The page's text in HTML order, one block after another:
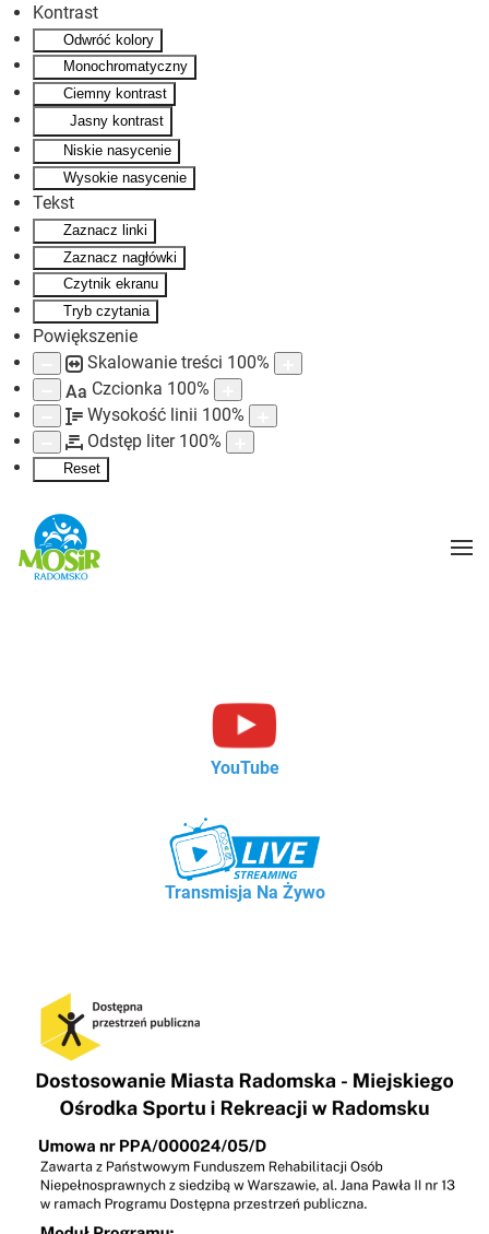
Kontrast
Odwróć kolory
Monochromatyczny
Ciemny kontrast
Jasny kontrast
Niskie nasycenie
Wysokie nasycenie
Tekst
Zaznacz linki
Zaznacz nagłówki
Czytnik ekranu
Tryb czytania
Powiększenie
Skalowanie treści 100%
Aa Czcionka 100%
Wysokość linii 100%
Odstęp liter 100%
Reset
Skip to main content
YouTube
Transmisja Na Żywo